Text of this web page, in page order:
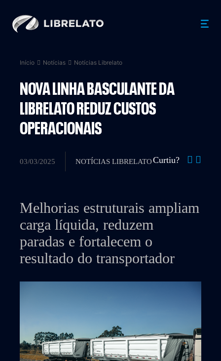
Início Notícias Notícias Librelato
NOVA LINHA BASCULANTE DA
LIBRELATO REDUZ CUSTOS
OPERACIONAIS
03/03/2025 NOTÍCIAS LIBRELATOCurtiu?
Melhorias estruturais ampliam
carga líquida, reduzem
paradas e fortalecem o
resultado do transportador